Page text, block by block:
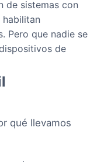
de sistemas con
Pero que nadie se
de
qué llevamos